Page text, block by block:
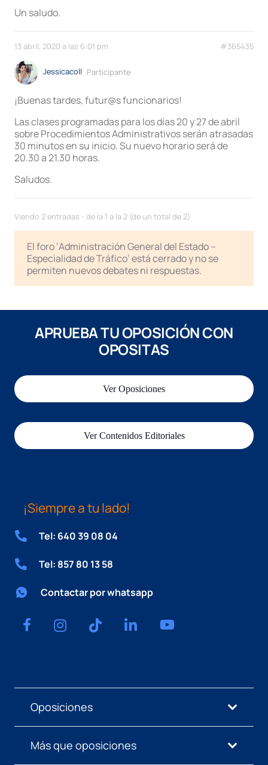
Un saludo.
13 abril, 2020 a las 6:01 pm #365435
Jessicacoll Participante
¡Buenas tardes, futur@s funcionarios!
Las clases programadas para los días 20 y 27 de abril
sobre Procedimientos Administrativos serán atrasadas
30 minutos en su inicio. Su nuevo horario será de
20.30 a 21.30 horas.
Saludos.
Viendo 2 entradas - de la 1 a la 2 (de un total de 2)
El foro ‘Administración General del Estado –
Especialidad de Tráfico’ está cerrado y no se
permiten nuevos debates ni respuestas.
APRUEBA TU OPOSICIÓN CON
OPOSITAS
Ver Oposiciones
Ver Contenidos Editoriales
¡Siempre a tu lado!
Tel: 640 39 08 04
Tel: 857 80 13 58
Contactar por whatsapp
Oposiciones
Más que oposiciones